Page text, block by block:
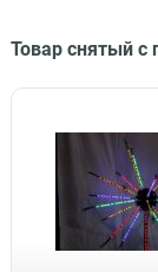
Товар снятый с